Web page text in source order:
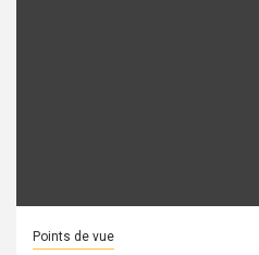
Points de vue